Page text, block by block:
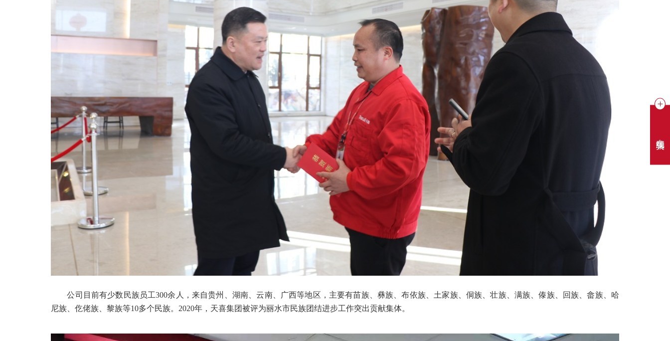
公司目前有少数民族员工300余人，来自贵州、湖南、云南、广西等地区，主要有苗族、彝族、布依族、土家族、侗族、壮族、满族、傣族、回族、畲族、哈
尼族、仡佬族、黎族等10多个民族。2020年，天喜集团被评为丽水市民族团结进步工作突出贡献集体。